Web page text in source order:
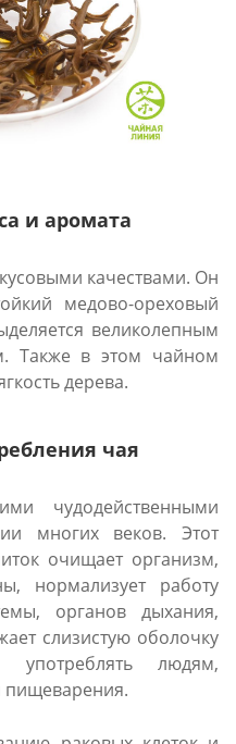
и аромата
качествами. Он
медово-ореховый
великолепным
Также в этом чайном
дерева.
чая
чудодейственными
многих веков. Этот
очищает организм,
нормализует работу
органов дыхания,
слизистую оболочку
употреблять людям,